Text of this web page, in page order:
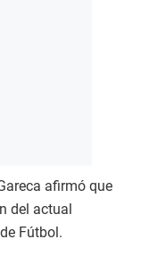
afirmó que
del actual
Fútbol.